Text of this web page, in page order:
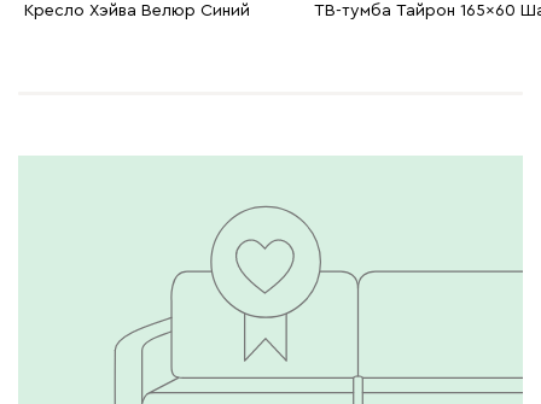
Кресло Хэйва Велюр Синий
ТВ-тумба Тайрон 165x60